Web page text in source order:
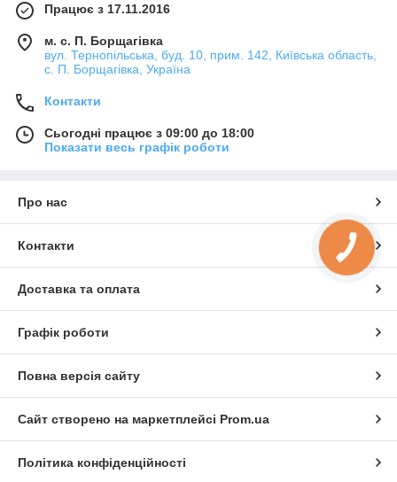
Працює з 17.11.2016
м. с. П. Борщагівка
вул. Тернопільська, буд. 10, прим. 142, Київська область,
с. П. Борщагівка, Україна
Контакти
Сьогодні працює з 09:00 до 18:00
Показати весь графік роботи
Про нас
Контакти
Доставка та оплата
Графік роботи
Повна версія сайту
Сайт створено на маркетплейсі Prom.ua
Політика конфіденційності
КНОПКА
ЗВ'ЯЗКУ